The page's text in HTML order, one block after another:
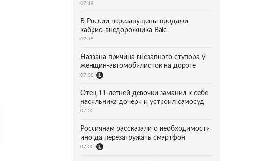
07:14
В России перезапущены продажи
кабрио-внедорожника Baic
07:15
Названа причина внезапного ступора у
женщин-автомобилисток на дороге
07:00
Отец 11-летней девочки заманил к себе
насильника дочери и устроил самосуд
07:00
Россиянам рассказали о необходимости
иногда перезагружать смартфон
07:00